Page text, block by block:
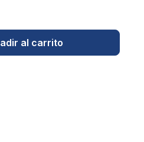
utilice los botones para aumentar o
al carrito